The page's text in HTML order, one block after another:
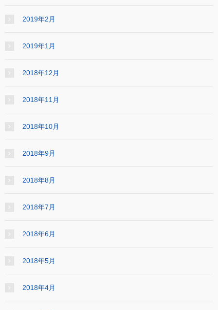
2019年2月
2019年1月
2018年12月
2018年11月
2018年10月
2018年9月
2018年8月
2018年7月
2018年6月
2018年5月
2018年4月